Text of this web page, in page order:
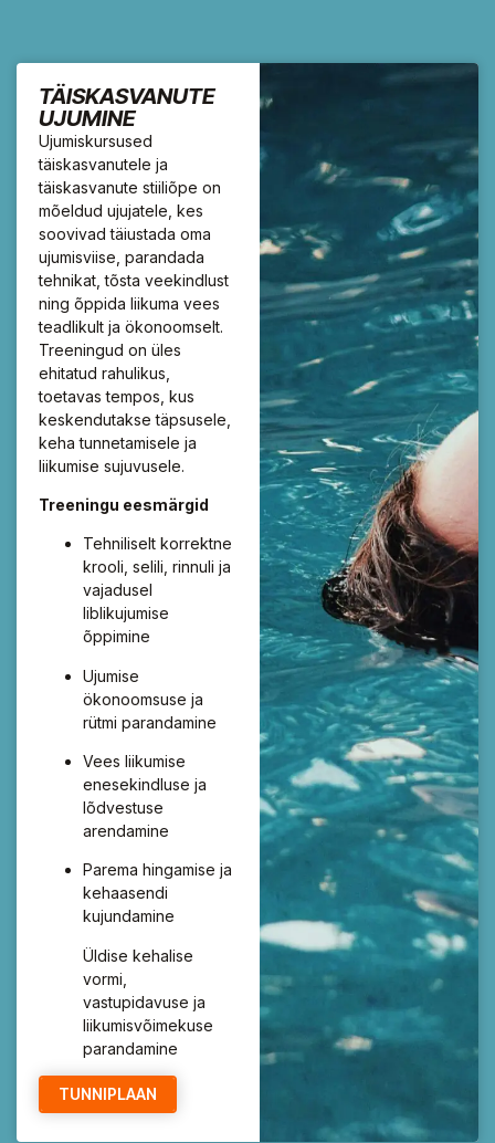
TÄISKASVANUTE
UJUMINE
Ujumiskursused
täiskasvanutele ja
täiskasvanute stiiliõpe on
mõeldud ujujatele, kes
soovivad täiustada oma
ujumisviise, parandada
tehnikat, tõsta veekindlust
ning õppida liikuma vees
teadlikult ja ökonoomselt.
Treeningud on üles
ehitatud rahulikus,
toetavas tempos, kus
keskendutakse täpsusele,
keha tunnetamisele ja
liikumise sujuvusele.
Treeningu eesmärgid
Tehniliselt korrektne
krooli, selili, rinnuli ja
vajadusel
liblikujumise
õppimine
Ujumise
ökonoomsuse ja
rütmi parandamine
Vees liikumise
enesekindluse ja
lõdvestuse
arendamine
Parema hingamise ja
kehaasendi
kujundamine
Üldise kehalise
vormi,
vastupidavuse ja
liikumisvõimekuse
parandamine
TUNNIPLAAN